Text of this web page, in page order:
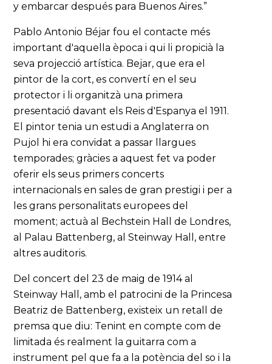
y embarcar después para Buenos Aires.”
Pablo Antonio Béjar fou el contacte més
important d'aquella època i qui li propicià la
seva projecció artística. Bejar, que era el
pintor de la cort, es convertí en el seu
protector i li organitzà una primera
presentació davant els Reis d'Espanya el 1911.
El pintor tenia un estudi a Anglaterra on
Pujol hi era convidat a passar llargues
temporades; gràcies a aquest fet va poder
oferir els seus primers concerts
internacionals en sales de gran prestigi i per a
les grans personalitats europees del
moment; actuà al Bechstein Hall de Londres,
al Palau Battenberg, al Steinway Hall, entre
altres auditoris.
Del concert del 23 de maig de 1914 al
Steinway Hall, amb el patrocini de la Princesa
Beatriz de Battenberg, existeix un retall de
premsa que diu: Tenint en compte com de
limitada és realment la guitarra com a
instrument pel que fa a la potència del so i la